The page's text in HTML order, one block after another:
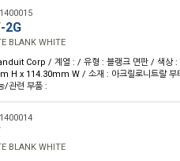
2G
BLANK WHITE
Corp / 계열 : / 유형 : 블랭크 면판 / 색상 :
H x 114.30mm W / 소재 : 아크릴로니트랄 부
/관련 부품 :
BLANK WHITE